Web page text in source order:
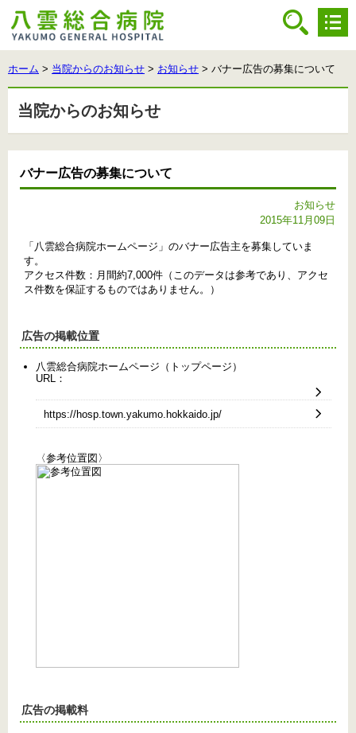
ホーム > 当院からのお知らせ > お知らせ > バナー広告の募集について
当院からのお知らせ
バナー広告の募集について
お知らせ
2015年11月09日
「八雲総合病院ホームページ」のバナー広告主を募集していま
す。
アクセス件数：月間約7,000件（このデータは参考であり、アクセ
ス件数を保証するものではありません。）
広告の掲載位置
八雲総合病院ホームページ（トップページ）
URL：
https://hosp.town.yakumo.hokkaido.jp/
〈参考位置図〉
広告の掲載料